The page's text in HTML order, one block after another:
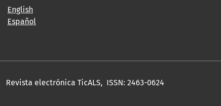
English
Español
Revista electrónica TicALS, ISSN: 2463-0624